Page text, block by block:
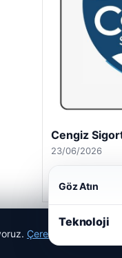
Cengiz
23/06/2026
Çerez Politikamız
Göz Atın
Teknoloji